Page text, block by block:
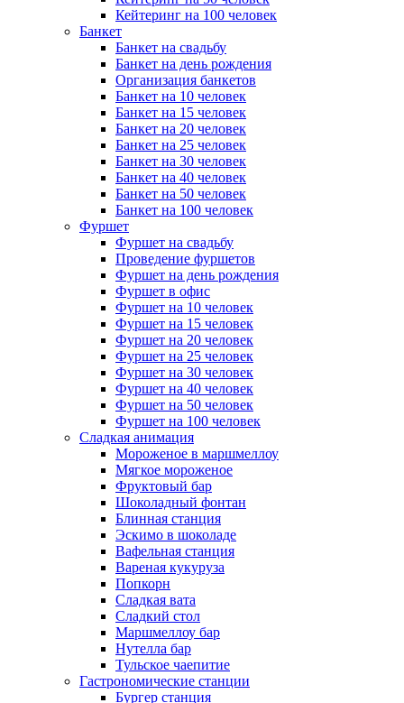
Кейтеринг на 100 человек
Банкет
Банкет на свадьбу
Банкет на день рождения
Организация банкетов
Банкет на 10 человек
Банкет на 15 человек
Банкет на 20 человек
Банкет на 25 человек
Банкет на 30 человек
Банкет на 40 человек
Банкет на 50 человек
Банкет на 100 человек
Фуршет
Фуршет на свадьбу
Проведение фуршетов
Фуршет на день рождения
Фуршет в офис
Фуршет на 10 человек
Фуршет на 15 человек
Фуршет на 20 человек
Фуршет на 25 человек
Фуршет на 30 человек
Фуршет на 40 человек
Фуршет на 50 человек
Фуршет на 100 человек
Сладкая анимация
Мороженое в маршмеллоу
Мягкое мороженое
Фруктовый бар
Шоколадный фонтан
Блинная станция
Эскимо в шоколаде
Вафельная станция
Вареная кукуруза
Попкорн
Сладкая вата
Сладкий стол
Маршмеллоу бар
Нутелла бар
Тульское чаепитие
Гастрономические станции
Бургер станция